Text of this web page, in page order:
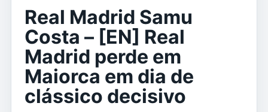
Real Madrid Samu
Costa – [EN] Real
Madrid perde em
Maiorca em dia de
clássico decisivo